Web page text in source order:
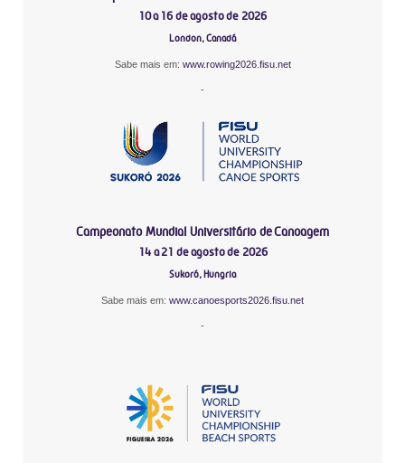
10 a 16 de agosto de 2026
London, Canadá
Sabe mais em: www.rowing2026.fisu.net
-
Campeonato Mundial Universitário de Canoagem
14 a 21 de agosto de 2026
Sukoró, Hungria
Sabe mais em: www.canoesports2026.fisu.net
-